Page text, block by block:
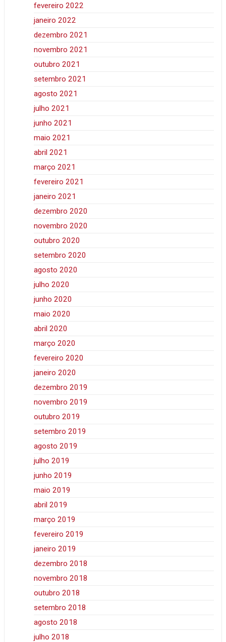
fevereiro 2022
janeiro 2022
dezembro 2021
novembro 2021
outubro 2021
setembro 2021
agosto 2021
julho 2021
junho 2021
maio 2021
abril 2021
março 2021
fevereiro 2021
janeiro 2021
dezembro 2020
novembro 2020
outubro 2020
setembro 2020
agosto 2020
julho 2020
junho 2020
maio 2020
abril 2020
março 2020
fevereiro 2020
janeiro 2020
dezembro 2019
novembro 2019
outubro 2019
setembro 2019
agosto 2019
julho 2019
junho 2019
maio 2019
abril 2019
março 2019
fevereiro 2019
janeiro 2019
dezembro 2018
novembro 2018
outubro 2018
setembro 2018
agosto 2018
julho 2018